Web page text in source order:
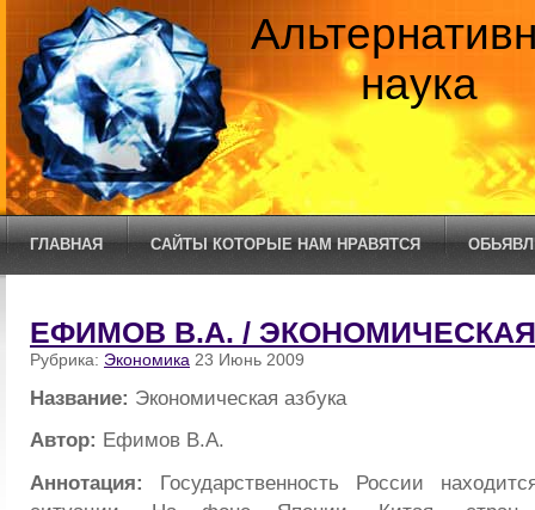
наука
ГЛАВНАЯ САЙТЫ КОТОРЫЕ НАМ НРАВЯТСЯ
ЕФИМОВ В.А. /
Рубрика: Экономика 23 Июнь 2009
Название: Экономическая азбука
Автор: Ефимов В.А.
Аннотация: Государственность России